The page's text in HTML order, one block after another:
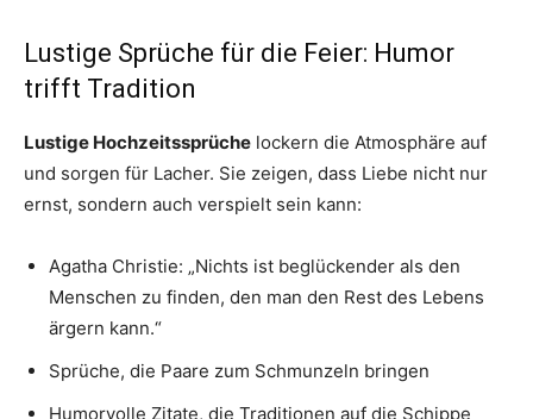
Lustige Sprüche für die Feier: Humor
trifft Tradition
Lustige Hochzeitssprüche lockern die Atmosphäre auf
und sorgen für Lacher. Sie zeigen, dass Liebe nicht nur
ernst, sondern auch verspielt sein kann:
Agatha Christie: „Nichts ist beglückender als den
Menschen zu finden, den man den Rest des Lebens
ärgern kann.“
Sprüche, die Paare zum Schmunzeln bringen
Humorvolle Zitate, die Traditionen auf die Schippe